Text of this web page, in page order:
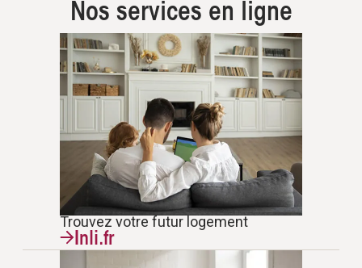
Nos services en ligne
Trouvez votre futur logement
Inli.fr